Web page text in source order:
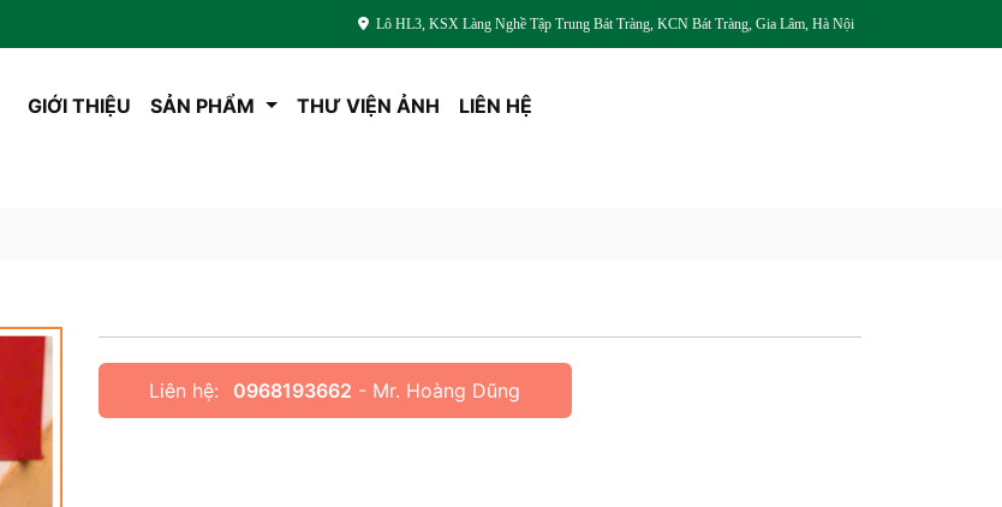
Lô HL3, KSX Làng Nghề Tập Trung Bát Tràng, KCN Bát Tràng, Gia Lâm, Hà Nội
GIỚI THIỆU SẢN PHẨM THƯ VIỆN ẢNH LIÊN HỆ
Liên hệ: 0968193662 - Mr. Hoàng Dũng